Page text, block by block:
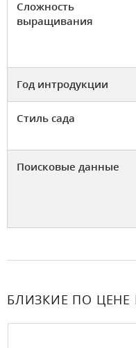
Сложность
выращивания
Год интродукции
Стиль сада
Поисковые данные
БЛИЗКИЕ ПО